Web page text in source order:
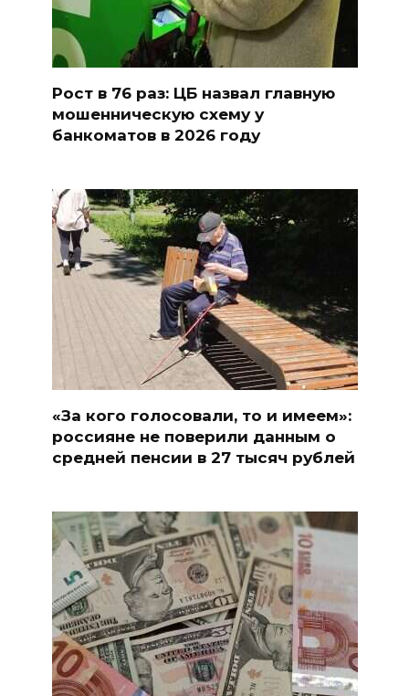
Рост в 76 раз: ЦБ назвал главную
мошенническую схему у
банкоматов в 2026 году
«За кого голосовали, то и имеем»:
россияне не поверили данным о
средней пенсии в 27 тысяч рублей